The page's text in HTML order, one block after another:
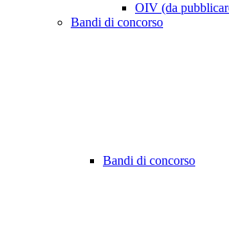
OIV (da
Bandi di concorso
Bandi di concorso